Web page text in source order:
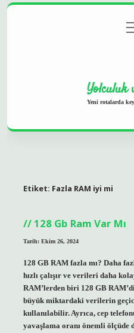
Gizlilik aç
Yolculuk
Yeni rotalarda
Etiket: Fazla RAM iyi mi
128 Gb Ram Var Mı
Tarih: Ekim 26, 2024
128 GB RAM fazla mı? Daha
hızlı çalışır ve verileri daha
RAM’lerden biri 128 GB
büyük miktardaki verilerin
kullanılabilir. Ayrıca, cep
yavaşlama oranı önemli ölçüde